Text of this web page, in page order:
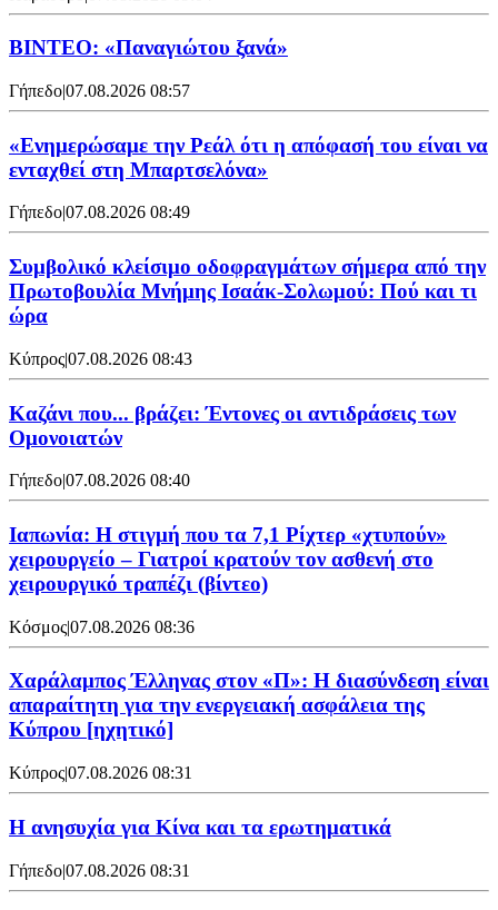
ΒΙΝΤΕΟ: «Παναγιώτου ξανά»
Γήπεδο|07.08.2026 08:57
«Ενημερώσαμε την Ρεάλ ότι η απόφασή του είναι να
ενταχθεί στη Μπαρτσελόνα»
Γήπεδο|07.08.2026 08:49
Συμβολικό κλείσιμο οδοφραγμάτων σήμερα από την
Πρωτοβουλία Μνήμης Ισαάκ-Σολωμού: Πού και τι
ώρα
Κύπρος|07.08.2026 08:43
Καζάνι που... βράζει: Έντονες οι αντιδράσεις των
Ομονοιατών
Γήπεδο|07.08.2026 08:40
Ιαπωνία: Η στιγμή που τα 7,1 Ρίχτερ «χτυπούν»
χειρουργείο – Γιατροί κρατούν τον ασθενή στο
χειρουργικό τραπέζι (βίντεο)
Κόσμος|07.08.2026 08:36
Χαράλαμπος Έλληνας στον «Π»: Η διασύνδεση είναι
απαραίτητη για την ενεργειακή ασφάλεια της
Κύπρου [ηχητικό]
Κύπρος|07.08.2026 08:31
Η ανησυχία για Κίνα και τα ερωτηματικά
Γήπεδο|07.08.2026 08:31